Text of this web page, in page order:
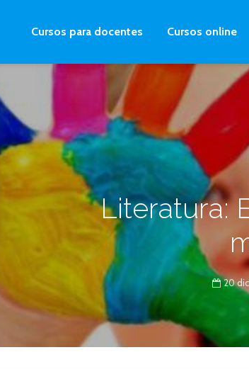
Cursos para docentes Cursos online
Literatura:
20